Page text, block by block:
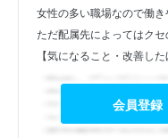
女性の多い職場なので働き
ただ配属先によってはクセ
【気になること・改善した
会員登録